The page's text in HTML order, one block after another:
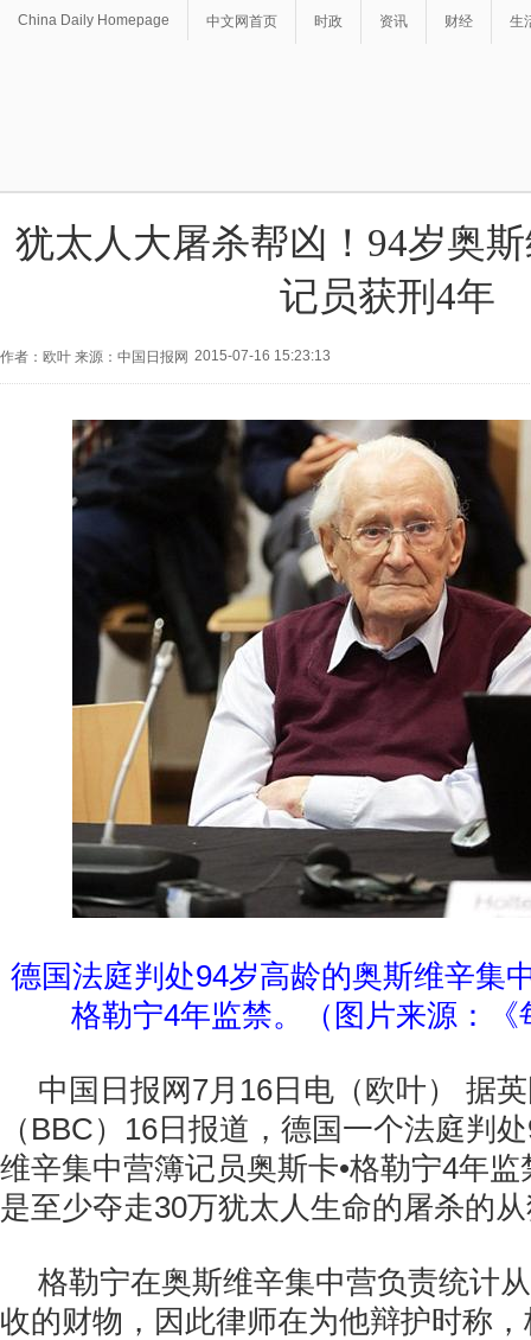
China Daily Homepage 中文网首页 时政 资讯 财经 生
犹太人大屠杀帮凶！94岁奥
记员获刑4年
作者：欧叶 来源：中国日报网 2015-07-16 15:23:13
德国法庭判处94岁高龄的奥斯维辛集
格勒宁4年监禁。（图片来源：《
中国日报网7月16日电（欧叶） 据
（BBC）16日报道，德国一个法庭判
维辛集中营簿记员奥斯卡•格勒宁4年
是至少夺走30万犹太人生命的屠杀的
格勒宁在奥斯维辛集中营负责统计
收的财物，因此律师在为他辩护时称